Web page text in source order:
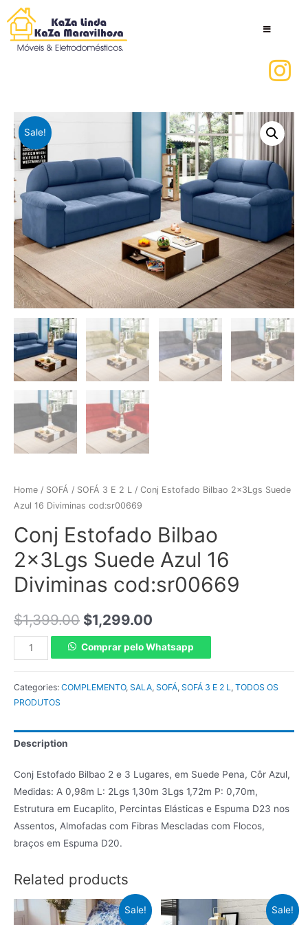
Sale!
Home / SOFÁ / SOFÁ 3 E 2 L
/ Conj Estofado Bilbao 2x3Lgs Suede
Azul 16 Diviminas cod:sr00669
Conj Estofado Bilbao
2x3Lgs Suede Azul 16
Diviminas cod:sr00669
$1,399.00 $1,299.00
Comprar pelo Whatsapp
Categories: COMPLEMENTO, SALA, SOFÁ, SOFÁ 3 E 2 L, TODOS OS
PRODUTOS
Description
Conj Estofado Bilbao 2 e 3 Lugares, em Suede Pena, Côr Azul,
Medidas: A 0,98m L: 2Lgs 1,30m 3Lgs 1,72m P: 0,70m,
Estrutura em Eucaplito, Percintas Elásticas e Espuma D23 nos
Assentos, Almofadas com Fibras Mescladas com Flocos,
braços em Espuma D20.
Related products
Sale! Sale!